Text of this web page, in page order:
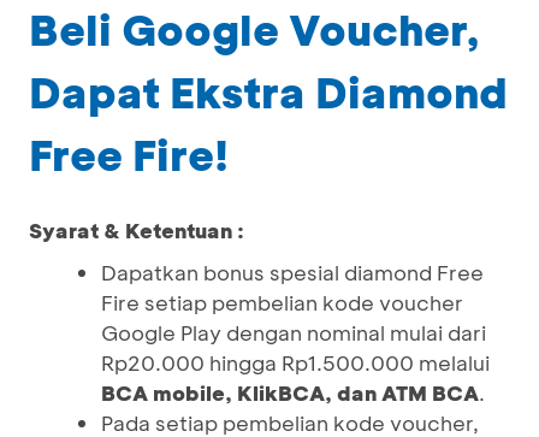
Beli Google Voucher,
Dapat Ekstra Diamond
Free Fire!
Syarat & Ketentuan :
Dapatkan bonus spesial diamond Free
Fire setiap pembelian kode voucher
Google Play dengan nominal mulai dari
Rp20.000 hingga Rp1.500.000 melalui
BCA mobile, KlikBCA, dan ATM BCA.
Pada setiap pembelian kode voucher,